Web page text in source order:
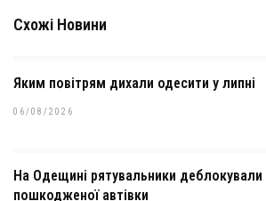
Схожі Новини
Яким повітрям дихали одесити у липні
06/08/2026
На Одещині рятувальники деблокували
пошкодженої автівки